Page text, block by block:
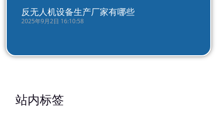
反无人机设备生产厂家有哪些
2025年9月2日 16:10:58
站内标签